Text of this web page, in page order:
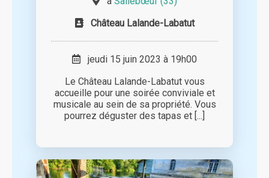
Château Lalande-Labatut
jeudi 15 juin 2023 à 19h00
Le Château Lalande-Labatut vous
accueille pour une soirée conviviale et
musicale au sein de sa propriété. Vous
pourrez déguster des tapas et [...]